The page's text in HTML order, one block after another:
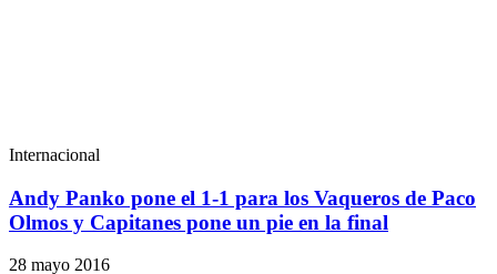
Internacional
Andy Panko pone el 1-1 para los Vaqueros de Paco
Olmos y Capitanes pone un pie en la final
28 mayo 2016